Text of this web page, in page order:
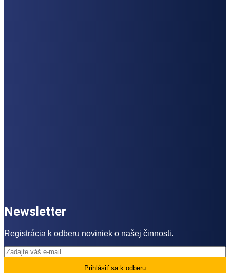
Newsletter
Registrácia k odberu noviniek o našej činnosti.